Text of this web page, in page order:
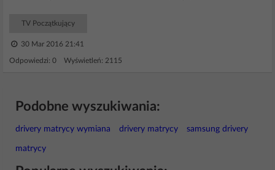
TV Początkujący
30 Mar 2016 21:41
Odpowiedzi: 0 Wyświetleń: 2115
Podobne wyszukiwania:
drivery matrycy wymiana drivery matrycy samsung drivery
matrycy